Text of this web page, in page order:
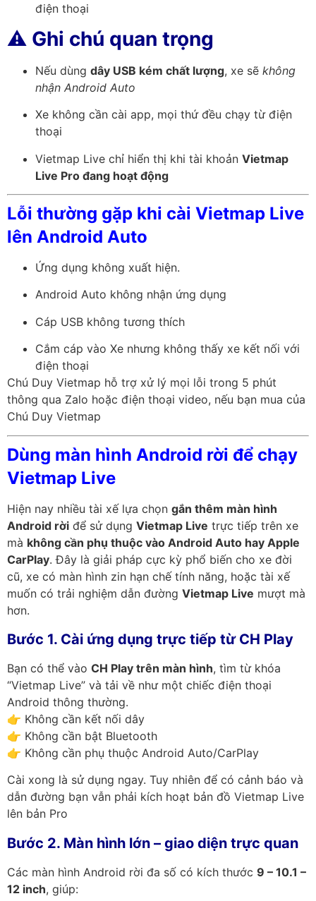
điện thoại
⚠️ Ghi chú quan trọng
Nếu dùng dây USB kém chất lượng, xe sẽ không
nhận Android Auto
Xe không cần cài app, mọi thứ đều chạy từ điện
thoại
Vietmap Live chỉ hiển thị khi tài khoản Vietmap
Live Pro đang hoạt động
Lỗi thường gặp khi cài Vietmap Live
lên Android Auto
Ứng dụng không xuất hiện.
Android Auto không nhận ứng dụng
Cáp USB không tương thích
Cắm cáp vào Xe nhưng không thấy xe kết nối với
điện thoại
Chú Duy Vietmap hỗ trợ xử lý mọi lỗi trong 5 phút
thông qua Zalo hoặc điện thoại video, nếu bạn mua của
Chú Duy Vietmap
Dùng màn hình Android rời để chạy
Vietmap Live
Hiện nay nhiều tài xế lựa chọn gắn thêm màn hình
Android rời để sử dụng Vietmap Live trực tiếp trên xe
mà không cần phụ thuộc vào Android Auto hay Apple
CarPlay. Đây là giải pháp cực kỳ phổ biến cho xe đời
cũ, xe có màn hình zin hạn chế tính năng, hoặc tài xế
muốn có trải nghiệm dẫn đường Vietmap Live mượt mà
hơn.
Bước 1. Cài ứng dụng trực tiếp từ CH Play
Bạn có thể vào CH Play trên màn hình, tìm từ khóa
“Vietmap Live” và tải về như một chiếc điện thoại
Android thông thường.
👉 Không cần kết nối dây
👉 Không cần bật Bluetooth
👉 Không cần phụ thuộc Android Auto/CarPlay
Cài xong là sử dụng ngay. Tuy nhiên để có cảnh báo và
dẫn đường bạn vẫn phải kích hoạt bản đồ Vietmap Live
lên bản Pro
Bước 2. Màn hình lớn – giao diện trực quan
Các màn hình Android rời đa số có kích thước 9 – 10.1 –
12 inch, giúp: